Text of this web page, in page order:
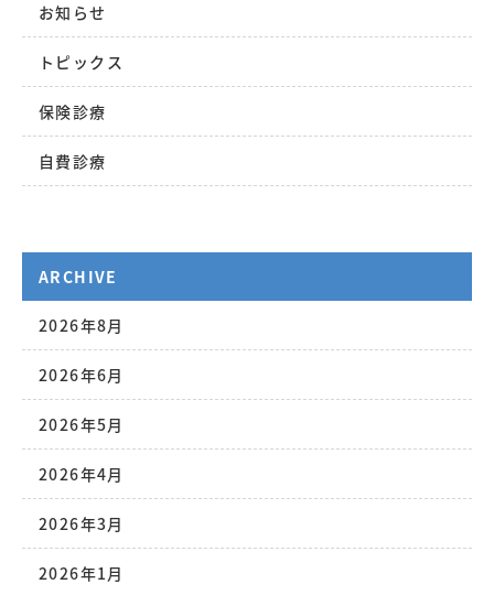
お知らせ
トピックス
保険診療
自費診療
ARCHIVE
2026年8月
2026年6月
2026年5月
2026年4月
2026年3月
2026年1月